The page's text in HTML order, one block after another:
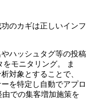
のカギは正しいインフ
ハッシュタグ等の投稿
モニタリング。 ま
対象とすることで、
を特定し自動でアプロ
での集客増加施策を